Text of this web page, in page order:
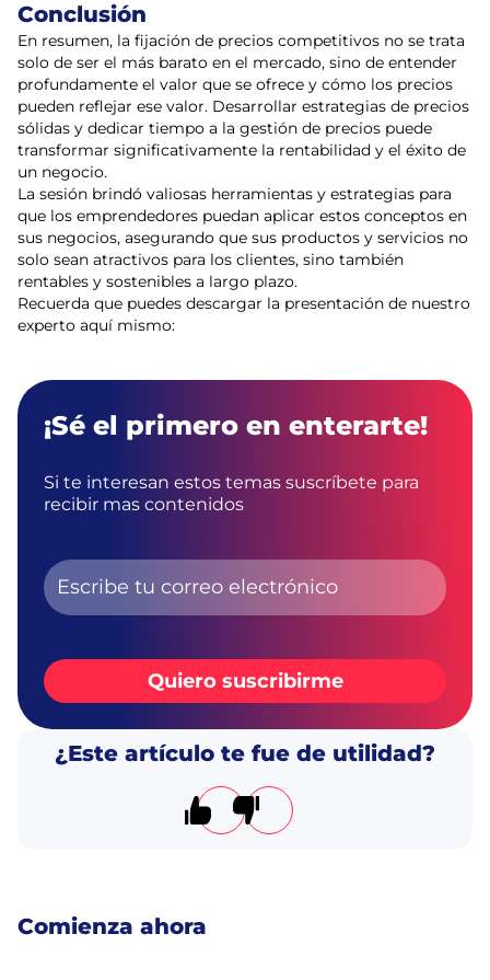
Conclusión
En resumen, la fijación de precios competitivos no se trata
solo de ser el más barato en el mercado, sino de entender
profundamente el valor que se ofrece y cómo los precios
pueden reflejar ese valor. Desarrollar estrategias de precios
sólidas y dedicar tiempo a la gestión de precios puede
transformar significativamente la rentabilidad y el éxito de
un negocio.
La sesión brindó valiosas herramientas y estrategias para
que los emprendedores puedan aplicar estos conceptos en
sus negocios, asegurando que sus productos y servicios no
solo sean atractivos para los clientes, sino también
rentables y sostenibles a largo plazo.
Recuerda que puedes descargar la presentación de nuestro
experto aquí mismo:
¡Sé el primero en enterarte!
Si te interesan estos temas suscríbete para
recibir mas contenidos
Quiero suscribirme
¿Este artículo te fue de utilidad?
El artículo me resultó útil
El artículo no me resultó útil
Comienza ahora